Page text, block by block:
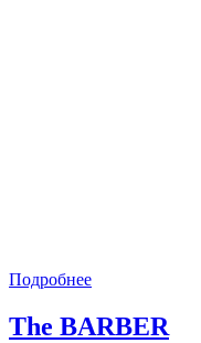
Подробнее
The BARBER